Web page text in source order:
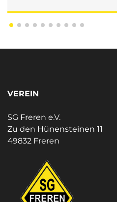
VEREIN
SG Freren e.V.
Zu den Hünensteinen 11
49832 Freren